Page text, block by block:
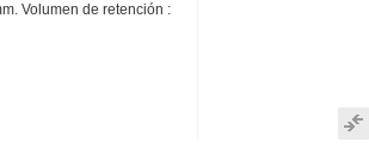
Volumen de retención :